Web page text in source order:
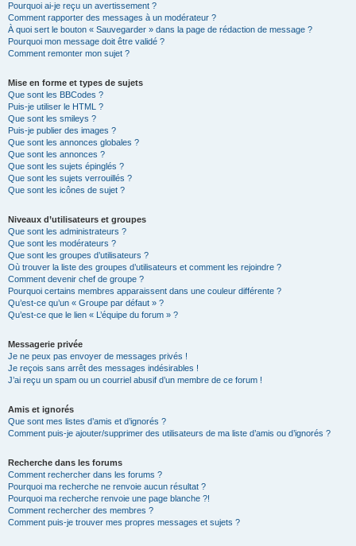
Pourquoi ai-je reçu un avertissement ?
Comment rapporter des messages à un modérateur ?
À quoi sert le bouton « Sauvegarder » dans la page de rédaction de message ?
Pourquoi mon message doit être validé ?
Comment remonter mon sujet ?
Mise en forme et types de sujets
Que sont les BBCodes ?
Puis-je utiliser le HTML ?
Que sont les smileys ?
Puis-je publier des images ?
Que sont les annonces globales ?
Que sont les annonces ?
Que sont les sujets épinglés ?
Que sont les sujets verrouillés ?
Que sont les icônes de sujet ?
Niveaux d’utilisateurs et groupes
Que sont les administrateurs ?
Que sont les modérateurs ?
Que sont les groupes d’utilisateurs ?
Où trouver la liste des groupes d’utilisateurs et comment les rejoindre ?
Comment devenir chef de groupe ?
Pourquoi certains membres apparaissent dans une couleur différente ?
Qu’est-ce qu’un « Groupe par défaut » ?
Qu’est-ce que le lien « L’équipe du forum » ?
Messagerie privée
Je ne peux pas envoyer de messages privés !
Je reçois sans arrêt des messages indésirables !
J’ai reçu un spam ou un courriel abusif d’un membre de ce forum !
Amis et ignorés
Que sont mes listes d’amis et d’ignorés ?
Comment puis-je ajouter/supprimer des utilisateurs de ma liste d’amis ou d’ignorés ?
Recherche dans les forums
Comment rechercher dans les forums ?
Pourquoi ma recherche ne renvoie aucun résultat ?
Pourquoi ma recherche renvoie une page blanche ?!
Comment rechercher des membres ?
Comment puis-je trouver mes propres messages et sujets ?